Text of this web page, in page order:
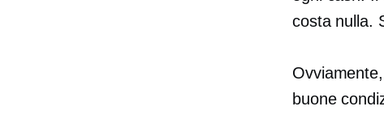
costa nulla.
buone